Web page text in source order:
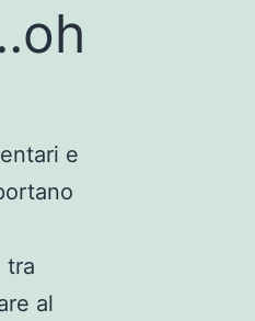
e
tra
al